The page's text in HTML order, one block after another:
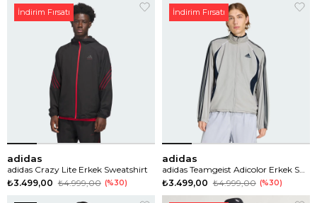
adidas
adidas Crazy Lite Erkek Sweatshirt
₺3.499,00 ₺4.999,00 %30
İndirim Fırsatı
adidas
₺3.499,00 ₺4.999,00 %30
İndirim Fırsatı